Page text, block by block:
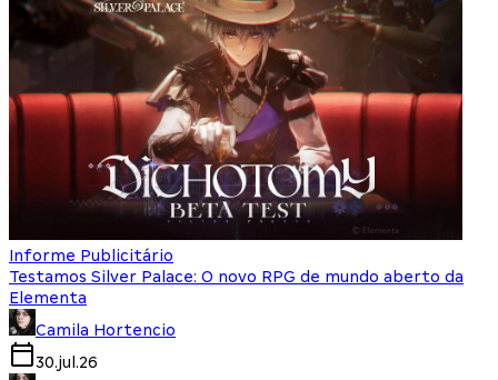
Informe Publicitário
Testamos Silver Palace: O novo RPG de mundo aberto da
Elementa
Camila Hortencio
30.jul.26